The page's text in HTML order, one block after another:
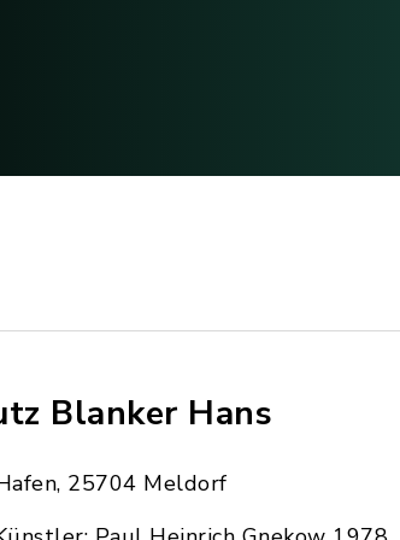
Blanker Hans
25704 Meldorf